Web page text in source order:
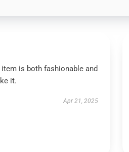
is both fashionable and
it.
Apr 21, 2025